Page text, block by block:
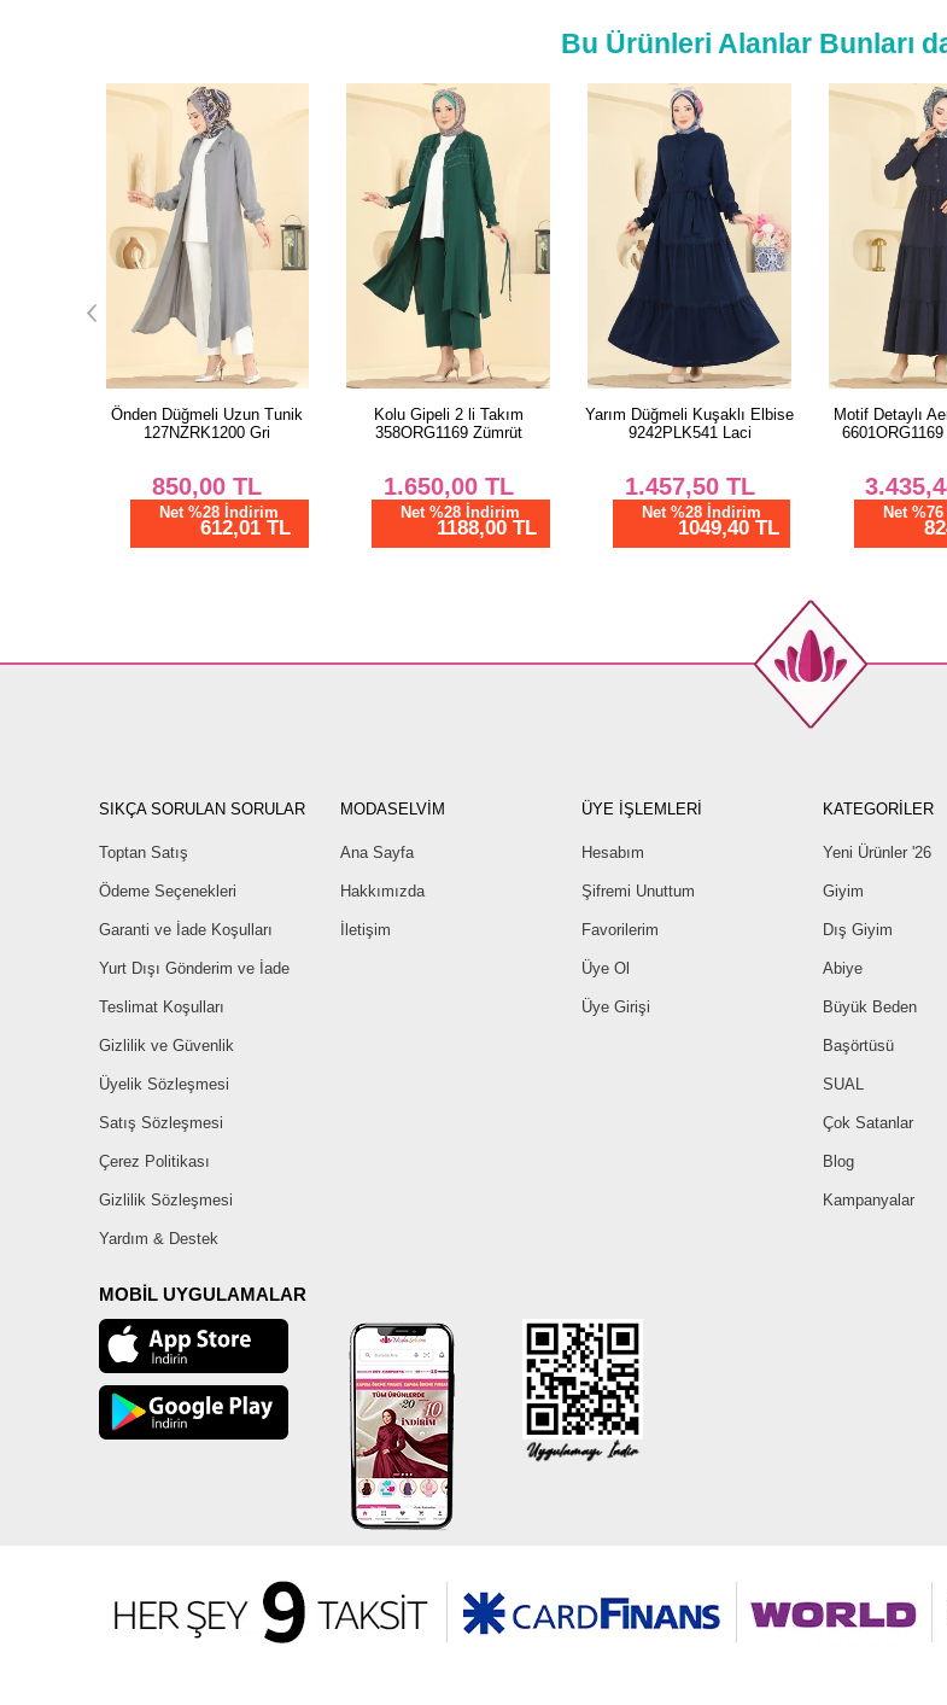
Bu Ürünleri Alanlar Bunları
Kolu Gipeli 2 li Takım
358ORG1169 Zümrüt
1.650,00TL
Net %28 İndirim
1188,00 TL
Yarım Düğmeli Kuşaklı Elbise
9242PLK541 Laci
1.457,50TL
Net %28 İndirim
1049,40 TL
Motif Detaylı Aerobin Elbise
6601ORG1169 Koyu Laci
3.435,44TL
Net %76 İndirim
824,51 TL
Şık Kuşaklı
Takım
Net
SIKÇA SORULAN SORULAR
Toptan Satış
Ödeme Seçenekleri
Garanti ve İade Koşulları
Yurt Dışı Gönderim ve İade
Teslimat Koşulları
Gizlilik ve Güvenlik
Üyelik Sözleşmesi
Satış Sözleşmesi
Çerez Politikası
Gizlilik Sözleşmesi
Yardım & Destek
MODASELVİM
Ana Sayfa
Hakkımızda
İletişim
ÜYE İŞLEMLERİ
Hesabım
Şifremi Unuttum
Favorilerim
Üye Ol
Üye Girişi
KATEGORİLER
Yeni Ürünler '26
Giyim
Dış Giyim
Abiye
Büyük Beden
Başörtüsü
SUAL
Çok Satanlar
Blog
Kampanyalar
MOBİL UYGULAMALAR